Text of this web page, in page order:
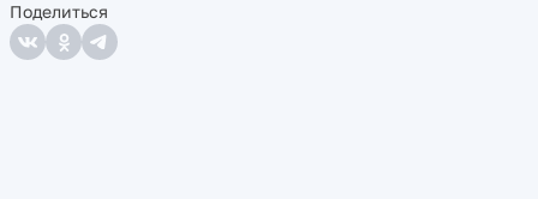
Поделиться